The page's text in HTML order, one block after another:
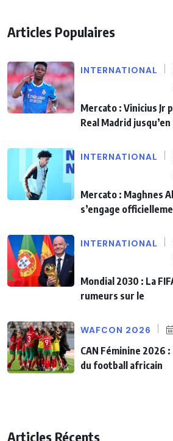
Articles Populaires
INTERNATIONAL
Mercato : Vinicius Jr
Real Madrid
INTERNATIONAL
Mercato : Maghnes
s’engage
INTERNATIONAL
Mondial 2030 : La
rumeurs sur le
WAFCON 2026
CAN Féminine 2026 :
du football africain
Articles Récents